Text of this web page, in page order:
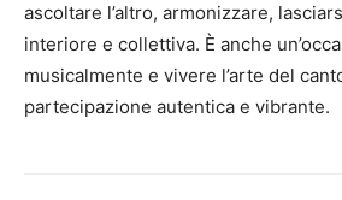
ascoltare l’altro, armonizzare,
interiore e collettiva. È anche
musicalmente e vivere l’arte del
partecipazione autentica e vibrante.